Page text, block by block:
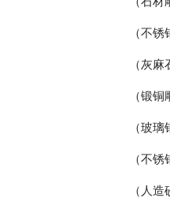
（不
（灰
（锻
（玻
（不
（人